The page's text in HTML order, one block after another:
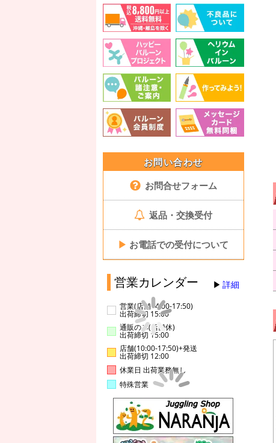
お問い合わせ
お問合せフォーム
返品・交換受付
▶ お電話での受付について
営業カレンダー 詳細
営業(店舗14:00-17:50)
出荷締切 15:00
通販のみ(店舗休)
出荷締切 15:00
店舗(10:00-17:50)+発送
出荷締切 12:00
休業日 出荷業務無し
特殊営業